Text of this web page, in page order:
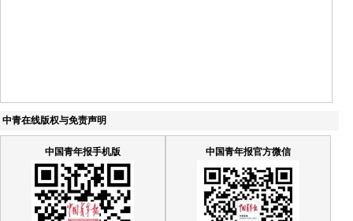
中青在线版权与免责声明
中国青年报手机版 中国青年报官方微信